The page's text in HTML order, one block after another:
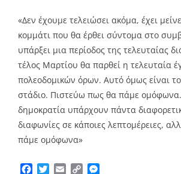
«Δεν έχουμε τελειώσει ακόμα, έχει
κομμάτι που θα έρθει σύντομα στο
υπάρξει μια περίοδος της τελευταίας
τέλος Μαρτίου θα παρθεί η τελευταία
πολεοδομικών όρων. Αυτό όμως είναι
στάδιο. Πιστεύω πως θα πάμε
δημοκρατία υπάρχουν πάντα
διαφωνίες σε κάποιες λεπτομέρειες,
πάμε ομόφωνα»
Facebook
TwitterEmailCopy